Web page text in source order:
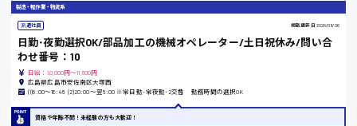
製造・軽作業・物流系
派遣社員 掲載更新日 2026/08/06
日勤･夜勤選択OK/部品加工の機械オペレーター/土日祝休み/問い合
わせ番号：10
日給：10,000円～11,800円
広島県広島市安佐南区大塚西
(1)8:00〜16:45 (2)20:00〜翌5:00 ※常日勤･常夜勤･2交替 勤務時間の選択OK
資格や年齢不問！未経験の方も大歓迎！